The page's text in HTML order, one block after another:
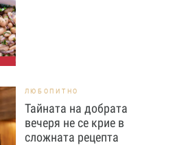
ЛЮБОПИТНО
Тайната на добрата
вечеря не се крие в
сложната рецепта